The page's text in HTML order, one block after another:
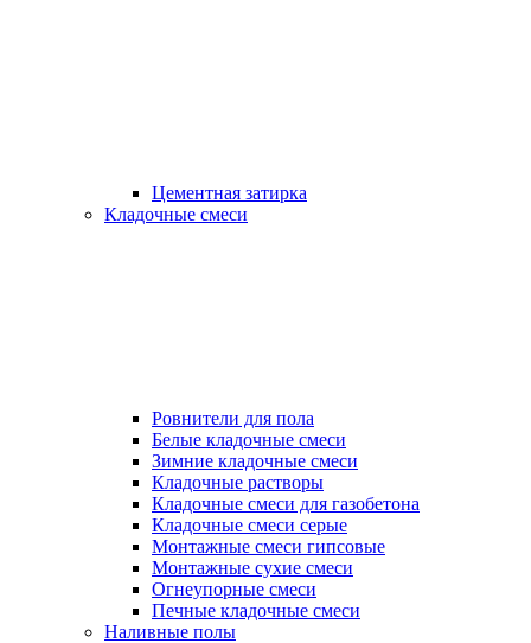
Цементная затирка
Кладочные смеси
Ровнители для пола
Белые кладочные смеси
Зимние кладочные смеси
Кладочные растворы
Кладочные смеси для газобетона
Кладочные смеси серые
Монтажные смеси гипсовые
Монтажные сухие смеси
Огнеупорные смеси
Печные кладочные смеси
Наливные полы